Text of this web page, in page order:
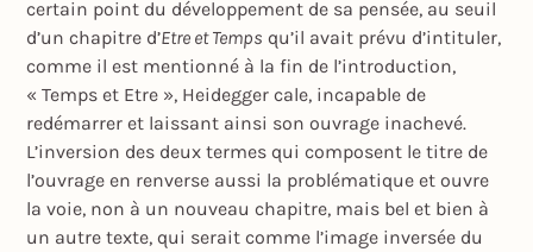
certain point du développement de sa pensée, au seuil
d’un chapitre d’Etre et Temps qu’il avait prévu d’intituler,
comme il est mentionné à la fin de l’introduction,
« Temps et Etre », Heidegger cale, incapable de
redémarrer et laissant ainsi son ouvrage inachevé.
L’inversion des deux termes qui composent le titre de
l’ouvrage en renverse aussi la problématique et ouvre
la voie, non à un nouveau chapitre, mais bel et bien à
un autre texte, qui serait comme l’image inversée du